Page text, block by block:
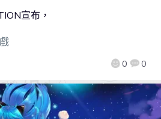
0 0
宣布，